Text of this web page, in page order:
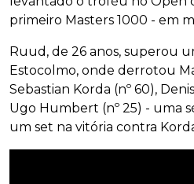
primeiro Masters 1000 - em
Ruud, de 26 anos, superou
Estocolmo, onde derrotou
Sebastian Korda (nº 60),
Ugo Humbert (nº 25) - uma
um set na vitória contra